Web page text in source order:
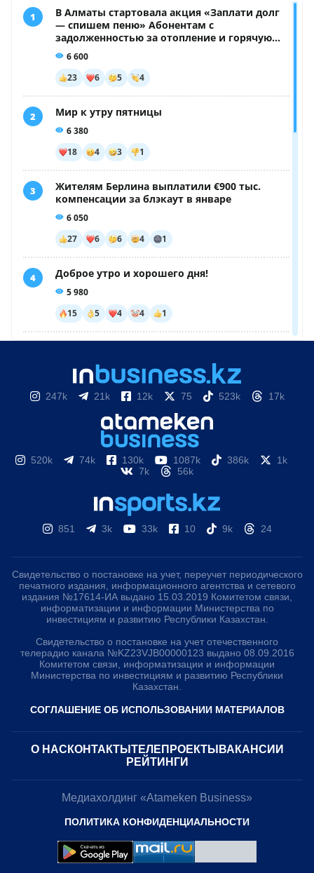
247k 21k 12k 75 523k 17k
520k 74k 130k 1087k 386k
1k
7k
56k
851 3k 33k 10 9k 24
Свидетельство о постановке на учет, переучет периодического
печатного издания, информационного агентства и сетевого
издания №17614-ИА выдано 15.03.2019 Комитетом связи,
информатизации и информации Министерства по
инвестициям и развитию Республики Казахстан.
Свидетельство о постановке на учет отечественного
телерадио канала №KZ23VJB00000123 выдано 08.09.2016
Комитетом связи, информатизации и информации
Министерства по инвестициям и развитию Республики
Казахстан.
СОГЛАШЕНИЕ ОБ ИСПОЛЬЗОВАНИИ МАТЕРИАЛОВ
О НАС КОНТАКТЫ ТЕЛЕПРОЕКТЫ ВАКАНСИИ
РЕЙТИНГИ
Медиахолдинг «Atameken Business»
ПОЛИТИКА КОНФИДЕНЦИАЛЬНОСТИ